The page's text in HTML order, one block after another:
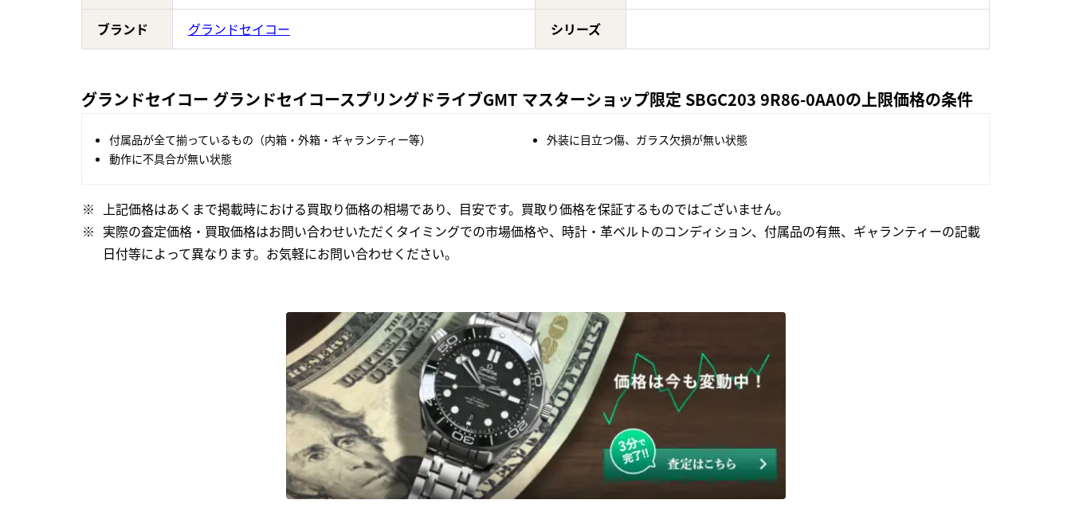
ブランド グランドセイコー シリーズ
グランドセイコー グランドセイコースプリングドライブGMT マスターショップ限定 SBGC203 9R86-0AA0の上限価格の条件
付属品が全て揃っているもの（内箱・外箱・ギャランティー等）
外装に目立つ傷、ガラス欠損が無い状態
動作に不具合が無い状態
上記価格はあくまで掲載時における買取り価格の相場であり、目安です。買取り価格を保証するものではございません。
実際の査定価格・買取価格はお問い合わせいただくタイミングでの市場価格や、時計・革ベルトのコンディション、付属品の有無、ギャランティーの記載
日付等によって異なります。お気軽にお問い合わせください。